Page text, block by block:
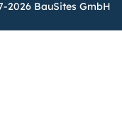
2026 BauSites GmbH